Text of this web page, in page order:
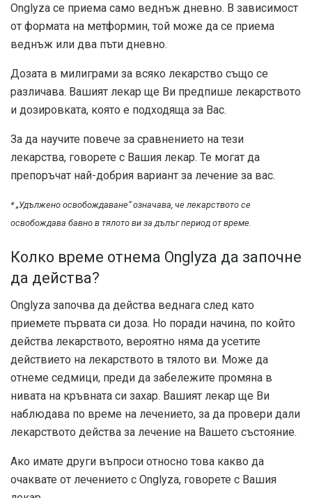
Onglyza се приема само веднъж дневно. В зависимост
от формата на метформин, той може да се приема
веднъж или два пъти дневно.
Дозата в милиграми за всяко лекарство също се
различава. Вашият лекар ще Ви предпише лекарството
и дозировката, която е подходяща за Вас.
За да научите повече за сравнението на тези
лекарства, говорете с Вашия лекар. Те могат да
препоръчат най-добрия вариант за лечение за вас.
* „Удължено освобождаване“ означава, че лекарството се
освобождава бавно в тялото ви за дълъг период от време.
Колко време отнема Onglyza да започне
да действа?
Onglyza започва да действа веднага след като
приемете първата си доза. Но поради начина, по който
действа лекарството, вероятно няма да усетите
действието на лекарството в тялото ви. Може да
отнеме седмици, преди да забележите промяна в
нивата на кръвната си захар. Вашият лекар ще Ви
наблюдава по време на лечението, за да провери дали
лекарството действа за лечение на Вашето състояние.
Ако имате други въпроси относно това какво да
очаквате от лечението с Onglyza, говорете с Вашия